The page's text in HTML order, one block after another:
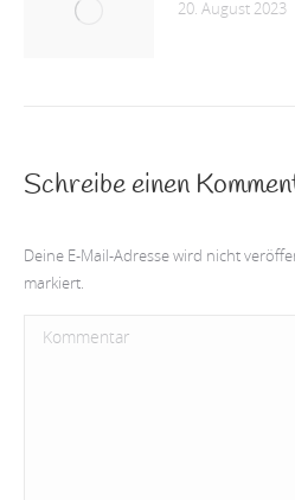
20. August 2023
Schreibe einen
Deine E-Mail-Adresse wird nicht
markiert.
Kommentar